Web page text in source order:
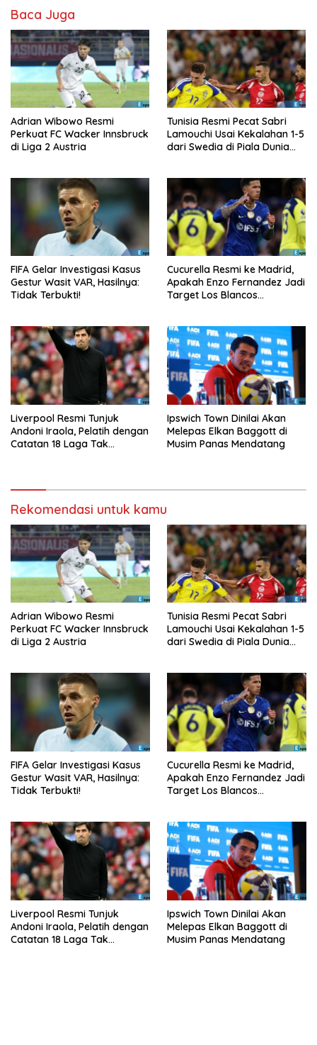
Baca Juga
Adrian Wibowo Resmi
Perkuat FC Wacker Innsbruck
di Liga 2 Austria
Tunisia Resmi Pecat Sabri
Lamouchi Usai Kekalahan 1-5
dari Swedia di Piala Dunia
FIFA Gelar Investigasi Kasus
Gestur Wasit VAR, Hasilnya:
Tidak Terbukti!
Cucurella Resmi ke Madrid,
Apakah Enzo Fernandez Jadi
Target Los Blancos
Liverpool Resmi Tunjuk
Andoni Iraola, Pelatih dengan
Catatan 18 Laga Tak
Ipswich Town Dinilai Akan
Melepas Elkan Baggott di
Musim Panas Mendatang
Rekomendasi untuk kamu
Adrian Wibowo Resmi
Perkuat FC Wacker Innsbruck
di Liga 2 Austria
Tunisia Resmi Pecat Sabri
Lamouchi Usai Kekalahan 1-5
dari Swedia di Piala Dunia
FIFA Gelar Investigasi Kasus
Gestur Wasit VAR, Hasilnya:
Tidak Terbukti!
Cucurella Resmi ke Madrid,
Apakah Enzo Fernandez Jadi
Target Los Blancos
Liverpool Resmi Tunjuk
Andoni Iraola, Pelatih dengan
Catatan 18 Laga Tak
Ipswich Town Dinilai Akan
Melepas Elkan Baggott di
Musim Panas Mendatang